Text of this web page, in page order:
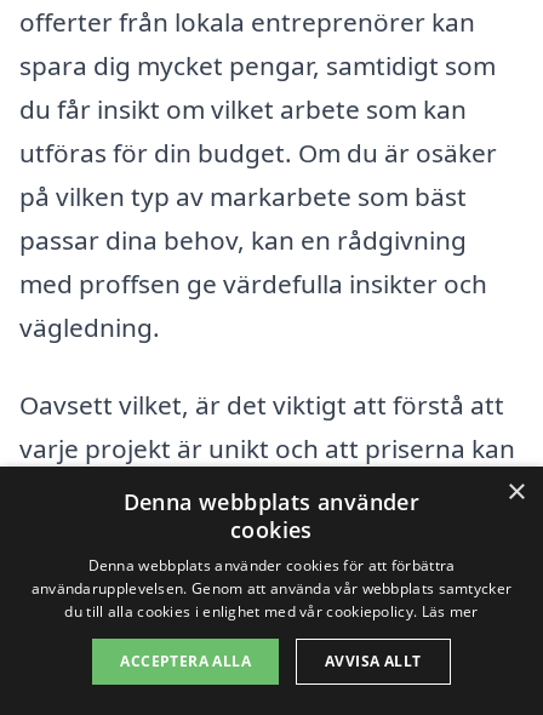
offerter från lokala entreprenörer kan
spara dig mycket pengar, samtidigt som
du får insikt om vilket arbete som kan
utföras för din budget. Om du är osäker
på vilken typ av markarbete som bäst
passar dina behov, kan en rådgivning
med proffsen ge värdefulla insikter och
vägledning.
Oavsett vilket, är det viktigt att förstå att
varje projekt är unikt och att priserna kan
variera. Använd plattformar som
markarbete-pris.se för att enkelt få
kontakt med professionella inom området
och få en korrekt uppfattning om
kostnaderna för ditt specifika behov av
×
Denna webbplats använder
cookies
Denna webbplats använder cookies för att förbättra
användarupplevelsen. Genom att använda vår webbplats samtycker
du till alla cookies i enlighet med vår cookiepolicy. Läs mer
ACCEPTERA ALLA AVVISA ALLT